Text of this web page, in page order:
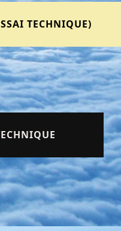
TECHNIQUE)